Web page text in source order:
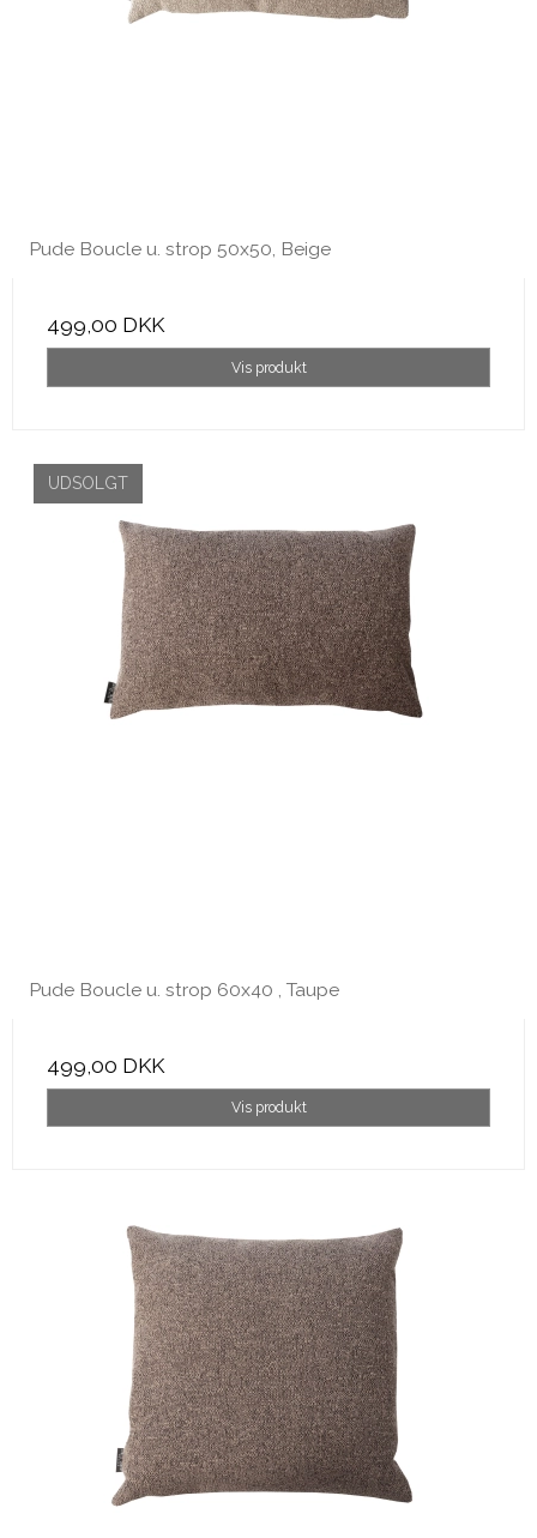
Pude Boucle u. strop 50x50, Beige
499,00 DKK
Vis produkt
UDSOLGT
Pude Boucle u. strop 60x40 , Taupe
499,00 DKK
Vis produkt